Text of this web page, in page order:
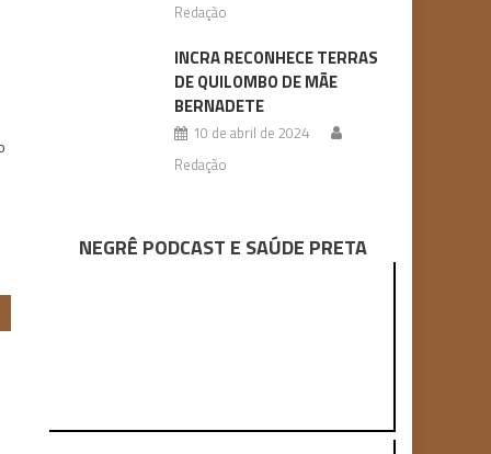
Redação
INCRA RECONHECE TERRAS
DE QUILOMBO DE MÃE
BERNADETE
10 de abril de 2024
Redação
NEGRÊ PODCAST E SAÚDE PRETA